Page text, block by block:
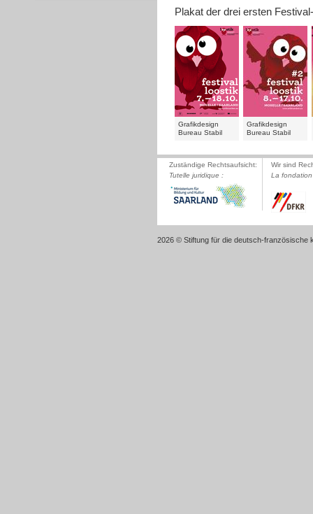
Plakat der drei ersten
Grafikdesign
Bureau Stabil
Grafikdesign
Bureau Stabil
Zuständige Rechtsaufsicht:
Tutelle juridique :
Wir sind
La
2026 © Stiftung für die deutsch-französische